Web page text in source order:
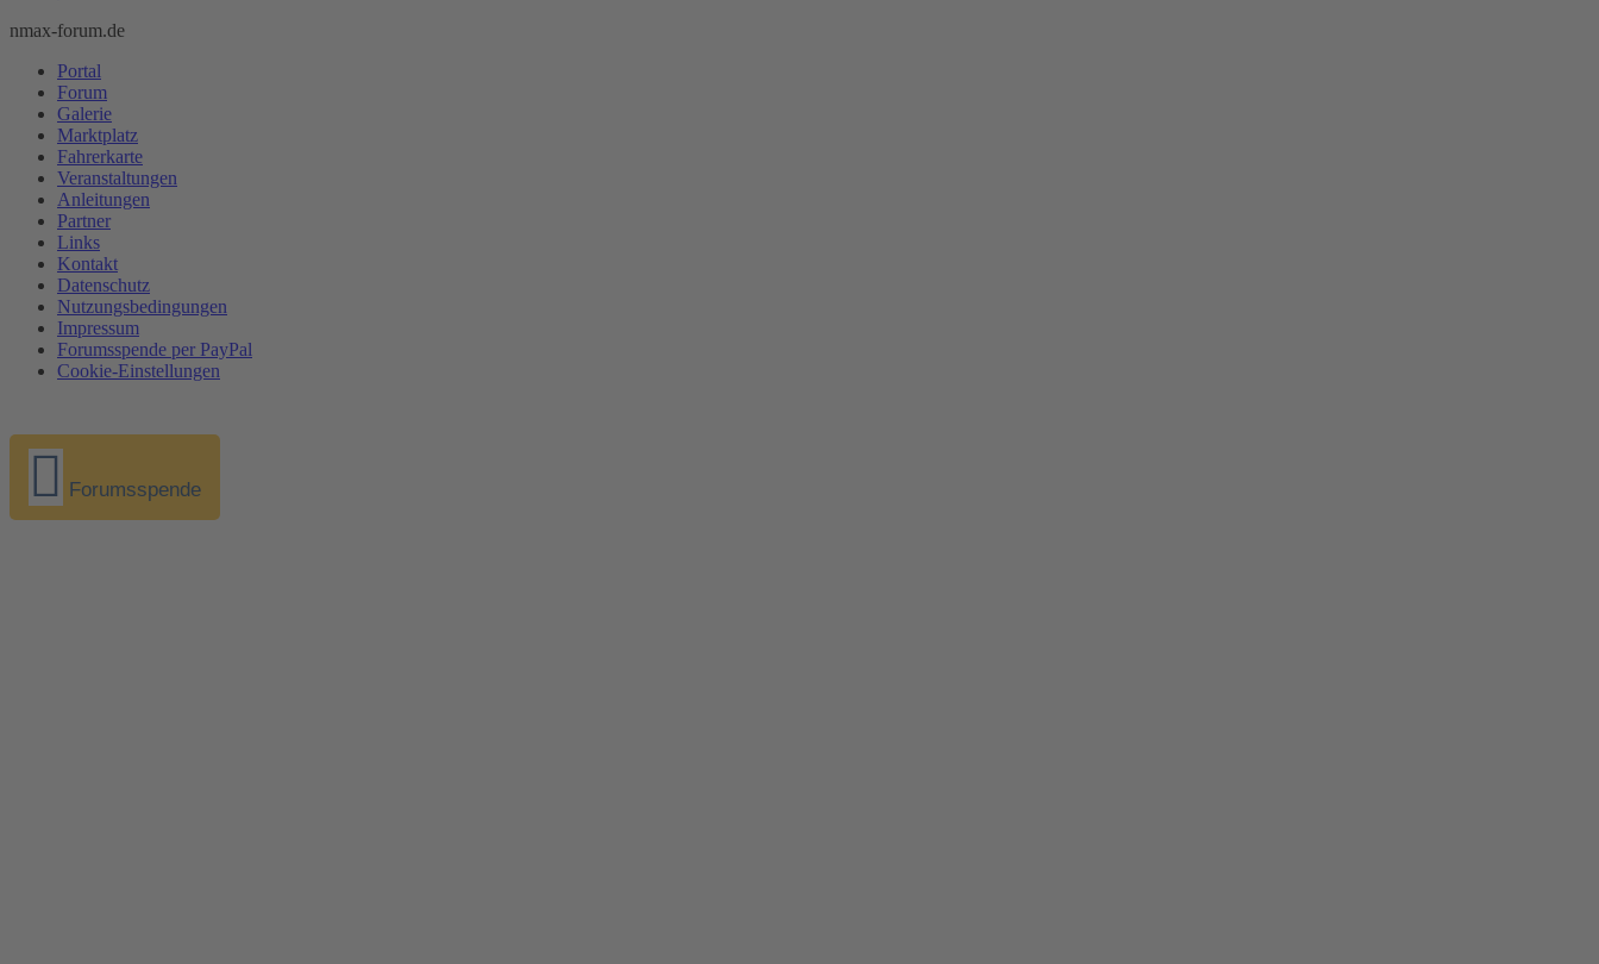
nmax-forum.de
Portal
Forum
Galerie
Marktplatz
Fahrerkarte
Veranstaltungen
Anleitungen
Partner
Links
Kontakt
Datenschutz
Nutzungsbedingungen
Impressum
Forumsspende per PayPal
Cookie-Einstellungen
Forumsspende